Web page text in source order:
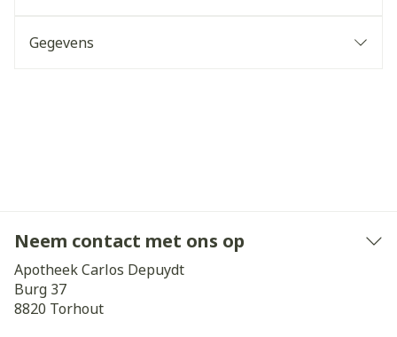
Gegevens
Neem contact met ons op
Apotheek Carlos Depuydt
Burg 37
8820 Torhout